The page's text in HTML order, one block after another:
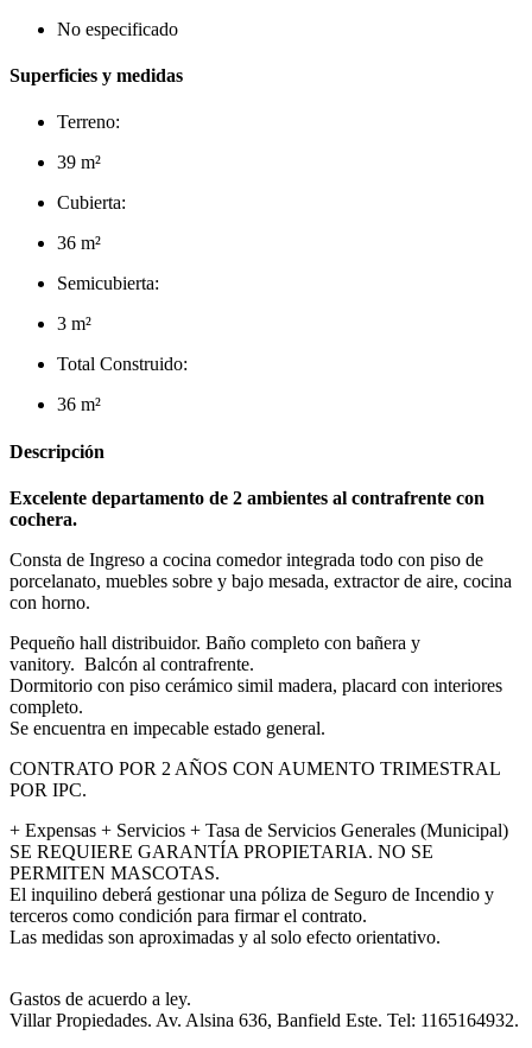
No especificado
Superficies y medidas
Terreno:
39 m²
Cubierta:
36 m²
Semicubierta:
3 m²
Total Construido:
36 m²
Descripción
Excelente departamento de 2 ambientes al contrafrente con
cochera.
Consta de Ingreso a cocina comedor integrada todo con piso de
porcelanato, muebles sobre y bajo mesada, extractor de aire, cocina
con horno.
Pequeño hall distribuidor. Baño completo con bañera y
vanitory. Balcón al contrafrente.
Dormitorio con piso cerámico simil madera, placard con interiores
completo.
Se encuentra en impecable estado general.
CONTRATO POR 2 AÑOS CON AUMENTO TRIMESTRAL
POR IPC.
+ Expensas + Servicios + Tasa de Servicios Generales (Municipal)
SE REQUIERE GARANTÍA PROPIETARIA. NO SE
PERMITEN MASCOTAS.
El inquilino deberá gestionar una póliza de Seguro de Incendio y
terceros como condición para firmar el contrato.
Las medidas son aproximadas y al solo efecto orientativo.
Gastos de acuerdo a ley.
Villar Propiedades. Av. Alsina 636, Banfield Este. Tel: 1165164932.